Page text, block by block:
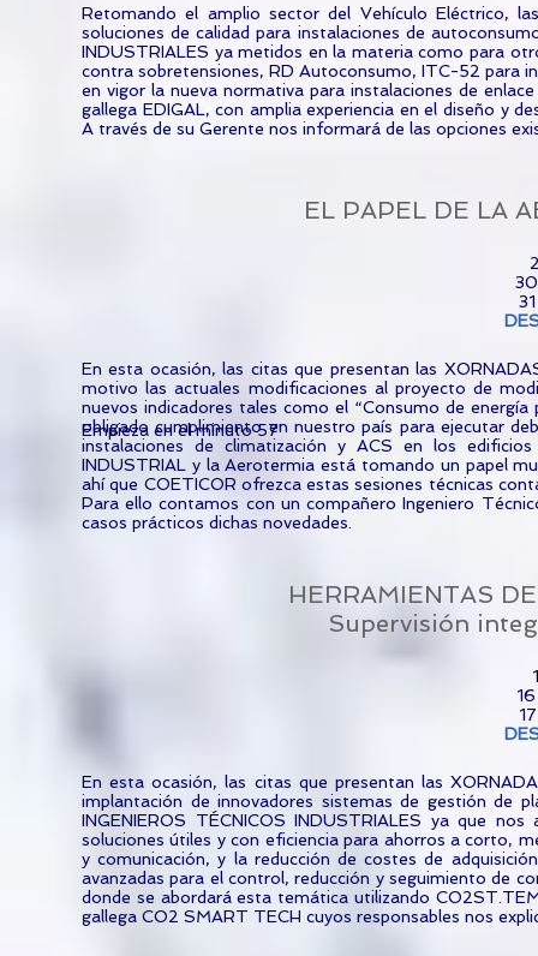
Retomando el amplio sector del Vehículo Eléctrico,
soluciones de calidad para instalaciones de
INDUSTRIALES ya metidos en la materia como para
contra sobretensiones, RD Autoconsumo, ITC-52 para
en vigor la nueva normativa para instalaciones de
gallega EDIGAL, con amplia experiencia en el diseño y
A través de su Gerente nos informará de las opciones
EL PAPEL DE LA
En esta ocasión, las citas que presentan las
motivo las actuales modificaciones al proyecto de
nuevos indicadores tales como el “Consumo de
obligado cumplimiento en nuestro país para ejecutar
instalaciones de climatización y ACS en los
INDUSTRIAL y la Aerotermia está tomando un papel
ahí que COETICOR ofrezca estas sesiones técnicas
Para ello contamos con un compañero Ingeniero
casos prácticos dichas novedades.
HERRAMIENTAS
Supervisión
En esta ocasión, las citas que presentan las
implantación de innovadores sistemas de gestión de
INGENIEROS TÉCNICOS INDUSTRIALES ya que
soluciones útiles y con eficiencia para ahorros a corto,
y comunicación, y la reducción de costes de
avanzadas para el control, reducción y seguimiento de
donde se abordará esta temática utilizando
gallega CO2 SMART TECH cuyos responsables nos
Empieza en el minuto 57'